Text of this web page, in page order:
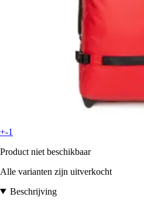
+-1
Product niet beschikbaar
Alle varianten zijn uitverkocht
Beschrijving